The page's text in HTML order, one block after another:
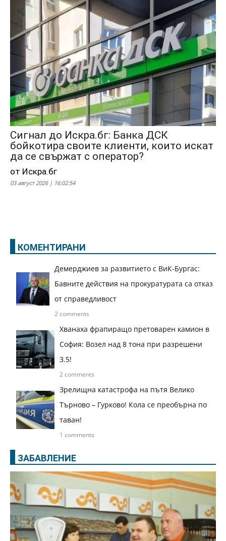
Сигнал до Искра.бг: Банка ДСК
бойкотира своите клиенти, които искат
да се свържат с оператор?
от Искра.бг
03 август 2026 | 16:02:54
КОМЕНТИРАНИ
Демерджиев за развитието с ВиК-Бургас:
Бавните действия на прокуратурата са отказ
от справедливост
2 comments
Хванаха фрапиращо претоварен камион в
София: Возел над 8 тона при разрешени
3.5!
2 comments
Зрелищна катастрофа на пътя Велико
Търново – Гурково! Кола се преобърна по
таван!
1 comments
ЗАБАВЛЕНИЕ